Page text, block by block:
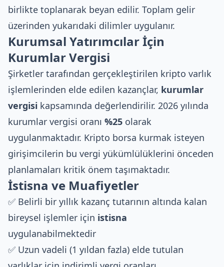
birlikte toplanarak beyan edilir. Toplam gelir
üzerinden yukarıdaki dilimler uygulanır.
Kurumsal Yatırımcılar İçin
Kurumlar Vergisi
Şirketler tarafından gerçekleştirilen kripto varlık
işlemlerinden elde edilen kazançlar, kurumlar
vergisi kapsamında değerlendirilir. 2026 yılında
kurumlar vergisi oranı %25 olarak
uygulanmaktadır. Kripto borsa kurmak isteyen
girişimcilerin bu vergi yükümlülüklerini önceden
planlamaları kritik önem taşımaktadır.
İstisna ve Muafiyetler
✅ Belirli bir yıllık kazanç tutarının altında kalan
bireysel işlemler için istisna
uygulanabilmektedir
✅ Uzun vadeli (1 yıldan fazla) elde tutulan